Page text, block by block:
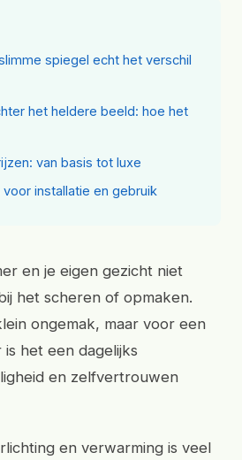
spiegel echt het verschil
het heldere beeld: hoe het
van basis tot luxe
installatie en gebruik
en je eigen gezicht niet
het scheren of opmaken.
ongemak, maar voor een
het een dagelijks
en zelfvertrouwen
en verwarming is veel